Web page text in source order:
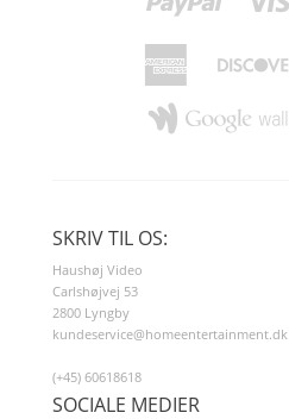
SKRIV TIL OS:
Haushøj Video
Carlshøjvej 53
2800 Lyngby
kundeservice@homeentertainment.dk
(+45) 60618618
SOCIALE MEDIER